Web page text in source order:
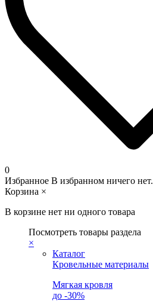
0
Избранное В избранном ничего нет.
Корзина ×
В корзине нет ни одного товара
Посмотреть товары раздела
×
Каталог
Кровельные материалы
Мягкая кровля
до -30%